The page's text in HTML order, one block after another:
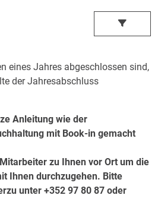
eines Jahres abgeschlossen sind,
der Jahresabschluss
Anleitung wie der
mit Book-in gemacht
zu Ihnen vor Ort um die
Ihnen durchzugehen. Bitte
unter +352 97 80 87 oder